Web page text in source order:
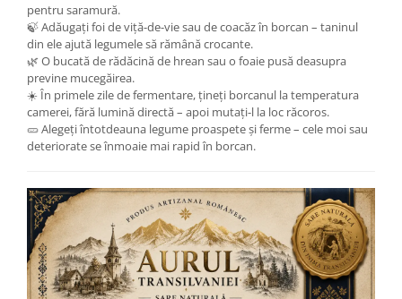
pentru saramură.
🍃 Adăugați foi de viță-de-vie sau de coacăz în borcan – taninul
din ele ajută legumele să rămână crocante.
🌿 O bucată de rădăcină de hrean sau o foaie pusă deasupra
previne mucegăirea.
☀️ În primele zile de fermentare, țineți borcanul la temperatura
camerei, fără lumină directă – apoi mutați-l la loc răcoros.
🥒 Alegeți întotdeauna legume proaspete și ferme – cele moi sau
deteriorate se înmoaie mai rapid în borcan.